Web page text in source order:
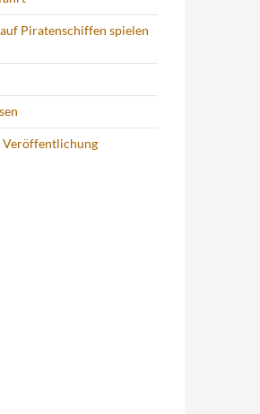
Piratenschiffen spielen
Veröffentlichung